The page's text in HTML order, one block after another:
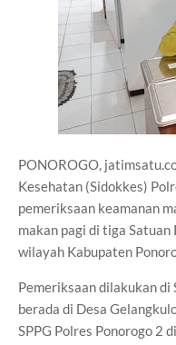
PONOROGO,
Kesehatan (Sidokkes)
pemeriksaan keamanan
makan pagi di tiga Satuan
wilayah Kabupaten
Pemeriksaan dilakukan di
berada di Desa
SPPG Polres Ponorogo 2